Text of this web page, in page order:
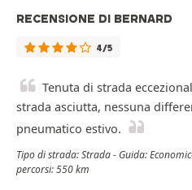
RECENSIONE DI BERNARD
4/5
Tenuta di strada
strada asciutta, nessuna
pneumatico estivo.
Tipo di strada: Strada - Guida:
percorsi: 550 km